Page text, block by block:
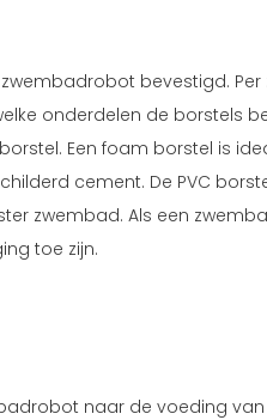
bevestigd.
onderdelen de borstels
Een foam borstel is
cement. De PVC
zwembad. Als een
toe zijn.
naar de voeding